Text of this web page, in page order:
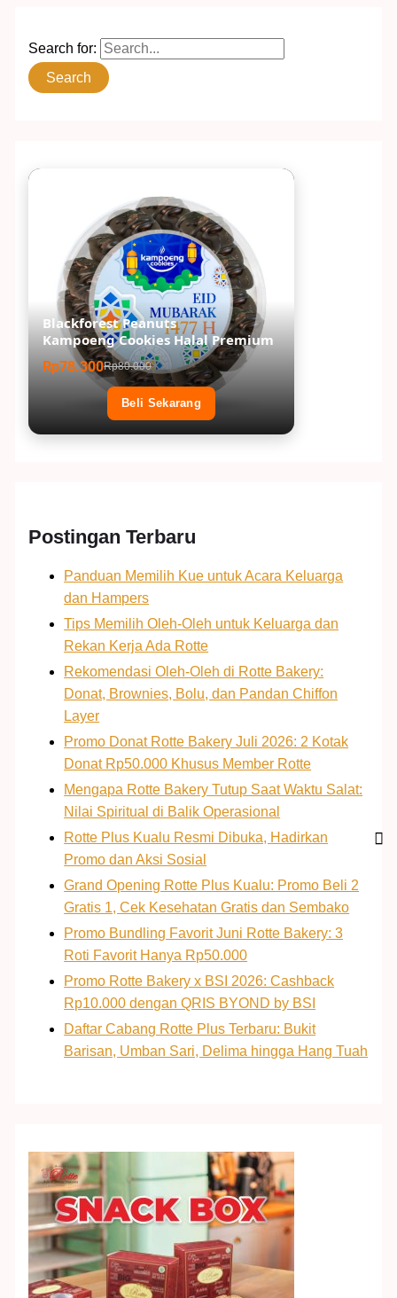
Search for:
Blackforest Peanuts
Kampoeng Cookies Halal Premium
Rp78.300Rp80.000
Beli Sekarang
Postingan Terbaru
Panduan Memilih Kue untuk Acara Keluarga
dan Hampers
Tips Memilih Oleh-Oleh untuk Keluarga dan
Rekan Kerja Ada Rotte
Rekomendasi Oleh-Oleh di Rotte Bakery:
Donat, Brownies, Bolu, dan Pandan Chiffon
Layer
Promo Donat Rotte Bakery Juli 2026: 2 Kotak
Donat Rp50.000 Khusus Member Rotte
Mengapa Rotte Bakery Tutup Saat Waktu Salat:
Nilai Spiritual di Balik Operasional
Rotte Plus Kualu Resmi Dibuka, Hadirkan
Promo dan Aksi Sosial
Grand Opening Rotte Plus Kualu: Promo Beli 2
Gratis 1, Cek Kesehatan Gratis dan Sembako
Promo Bundling Favorit Juni Rotte Bakery: 3
Roti Favorit Hanya Rp50.000
Promo Rotte Bakery x BSI 2026: Cashback
Rp10.000 dengan QRIS BYOND by BSI
Daftar Cabang Rotte Plus Terbaru: Bukit
Barisan, Umban Sari, Delima hingga Hang Tuah